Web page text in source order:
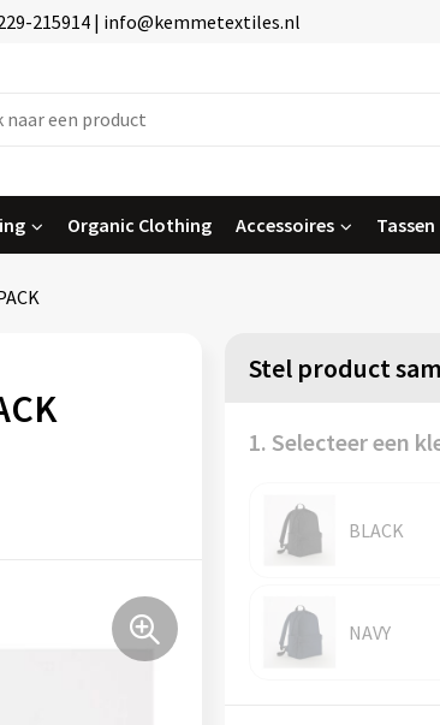
215914 | info@kemmetextiles.nl
Organic Clothing Accessoires Tassen
Stel product
1. Selecteer een
BLACK
NAVY